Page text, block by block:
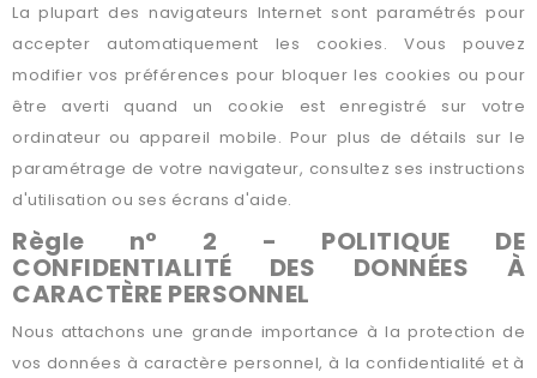
La plupart des navigateurs Internet sont paramétrés pour
accepter automatiquement les cookies. Vous pouvez
modifier vos préférences pour bloquer les cookies ou pour
être averti quand un cookie est enregistré sur votre
ordinateur ou appareil mobile. Pour plus de détails sur le
paramétrage de votre navigateur, consultez ses instructions
d'utilisation ou ses écrans d'aide.
Règle n° 2 - POLITIQUE DE
CONFIDENTIALITÉ DES DONNÉES À
CARACTÈRE PERSONNEL
Nous attachons une grande importance à la protection de
vos données à caractère personnel, à la confidentialité et à